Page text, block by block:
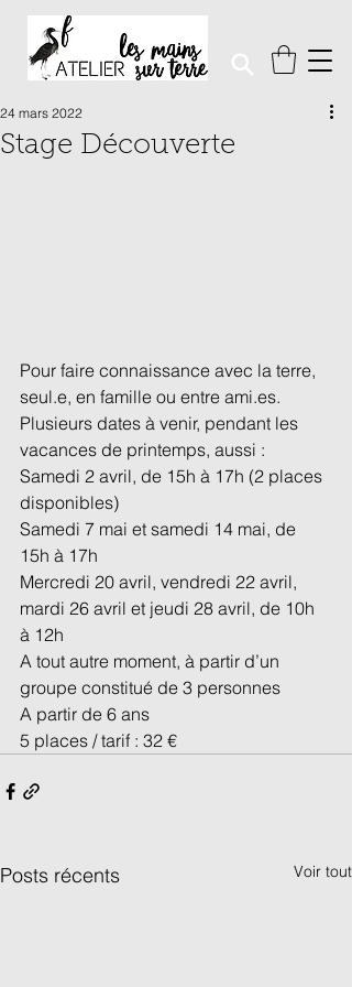
Stage Découverte
24 mars 2022
Pour faire connaissance avec la terre,
seul.e, en famille ou entre ami.es.
Plusieurs dates à venir, pendant les
vacances de printemps, aussi :
Samedi 2 avril, de 15h à 17h (2 places
disponibles)
Samedi 7 mai et samedi 14 mai, de
15h à 17h
Mercredi 20 avril, vendredi 22 avril,
mardi 26 avril et jeudi 28 avril, de 10h
à 12h
A tout autre moment, à partir d’un
groupe constitué de 3 personnes
A partir de 6 ans
5 places / tarif : 32 €
Posts récents Voir tout